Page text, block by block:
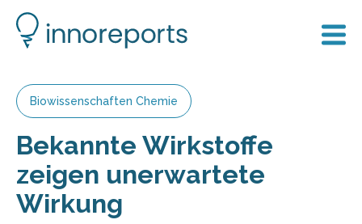
Biowissenschaften Chemie
Bekannte Wirkstoffe
zeigen unerwartete
Wirkung